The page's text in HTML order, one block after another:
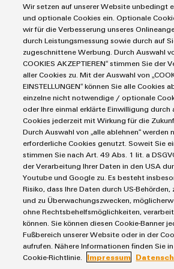
les
solutions
peuvent
être
expérimentées.
Centre
de
données
Solutions
et
produits
pour
les
centres
de
données
:
efficaces,
fiables,
évolutifs
de
raccordement
PUSH-
IN
Microréseaux
DC
u-
OS
edge
computing
5G
industrielle
Single
Pair
débrochables
Blocs
de
jonction
enfichables
pour
circuit
imprimé
et
connecteurs
pour
circuit
imprimé
Systèmes
de
Assemblage
de
câbles
spécifiques
Service
de
livraison
rapide
Services
de
conseil
et
d'ingénierie
numérique
ALL
SERVICES
Société de
Weidmüller
Faits
et
chiffres
Durabilité
Conformité
Sites
Informations
et
certificats
de
gestion
À propos de nous
Équipe
Weidmüller
Schweiz
AG
Comment
nous
trouver
Nouvelles
Les
succès
de
nos
clients
PROeco
II
Aktionen
PRObas
Aktionen
ALL
SERVICES
CUBESERIES
Aktionen
INSTA
POWER
Aktionen
PRO
ECO
II
Aktionen
Energy
Meter
Aktionen
Steuerstromverteilung
Aktionen
Promotions
Global
Blocs de jonction
Blocs de jonction enfichables pour circuit
Protection contre la foudre et les surtensions
Commandes et Edge
Outils d'ingénierie et de visualisation
Outils professionnels
Solutions
Automatisation décentralisée
Solutions de gestion énergétique
IoT industriel
E-mobilité
Énergie photovoltaïque
Smart Cabinet Building
Solutions Workplace
Service
Rails de raccordement équipés
Boîtiers modifiés et équipés
Service de livraison rapide
Conseils en matière de connectivité
Weidmüller Configurator
Données techniques
eShop
Marchés et industries
Machine et Automatisation d'usines
Énergie
Transport
Fabricant d'équipements
Process
Distribution
Réseau de partenaires IIoT et automatisation
Conditions générales
Politique de confidentialité
Mentions légales
Contacts e-mail
Politique relative aux cookies
Weidmüller Schweiz AG
Rundbuckstrasse 2
Wir setzen auf unserer Website unbedingt
und optionale Cookies ein. Optionale
wir für die Verbesserung unseres
durch Leistungsmessung sowie durch auf
zugeschnittene Werbung. Durch Auswahl
COOKIES AKZEPTIEREN“ stimmen Sie der
aller Cookies zu. Mit der Auswahl von
EINSTELLUNGEN“ können Sie alle Cookies
einzelne nicht notwendige / optionale
oder Ihre einmal erklärte Einwilligung durch
Cookies jederzeit mit Wirkung für die
Durch Auswahl von „alle ablehnen“ werden
erforderliche Cookies genutzt. Soweit Sie
stimmen Sie nach Art. 49 Abs. 1 lit. a
der Verarbeitung Ihrer Daten in den USA
Youtube und Google zu. Es besteht
Risiko, dass Ihre Daten durch US-Behörden,
und zu Überwachungszwecken,
ohne Rechtsbehelfsmöglichkeiten,
können. Sie können diesen Cookie-Banner
Fußbereich unserer Website oder in der
aufrufen. Nähere Informationen finden Sie
Cookie-Richtlinie.
Impressum